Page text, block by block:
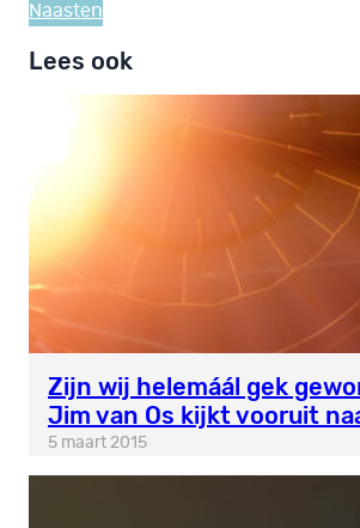
Naasten
Lees ook
Zijn wij helemáál gek
Jim van Os kijkt vooruit
5 maart 2015